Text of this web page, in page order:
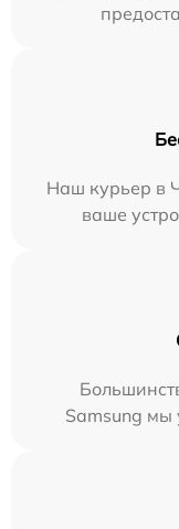
Наш курьер в
ваше
Samsung мы